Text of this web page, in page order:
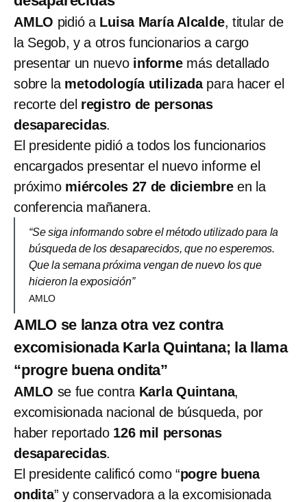
AMLO pidió a Luisa María Alcalde, titular de
la Segob, y a otros funcionarios a cargo
presentar un nuevo informe más detallado
sobre la metodología utilizada para hacer el
recorte del registro de personas
desaparecidas.
El presidente pidió a todos los funcionarios
encargados presentar el nuevo informe el
próximo miércoles 27 de diciembreen la
conferencia mañanera.
“Se siga informando sobre el método utilizado para la
búsqueda de los desaparecidos, que no esperemos.
Que la semana próxima vengan de nuevo los que
hicieron la exposición”
AMLO
AMLO se lanza otra vez contra
excomisionada Karla Quintana; la llama
“progre buena ondita”
AMLO se fue contra Karla Quintana,
excomisionada nacional de búsqueda, por
haber reportado 126 mil personas
desaparecidas.
El presidente calificó como “pogre buena
ondita” y conservadora a la excomisionada